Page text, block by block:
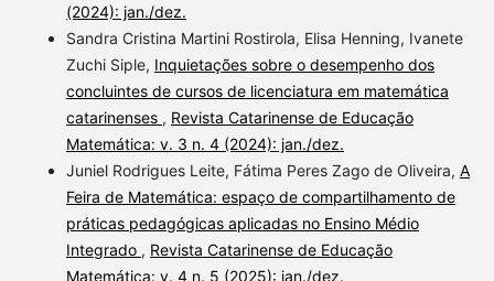
(2024): jan./dez.
Sandra Cristina Martini Rostirola, Elisa Henning, Ivanete
Zuchi Siple, Inquietações sobre o desempenho dos
concluintes de cursos de licenciatura em matemática
catarinenses , Revista Catarinense de Educação
Matemática: v. 3 n. 4 (2024): jan./dez.
Juniel Rodrigues Leite, Fátima Peres Zago de Oliveira, A
Feira de Matemática: espaço de compartilhamento de
práticas pedagógicas aplicadas no Ensino Médio
Integrado , Revista Catarinense de Educação
Matemática: v. 4 n. 5 (2025): jan./dez.